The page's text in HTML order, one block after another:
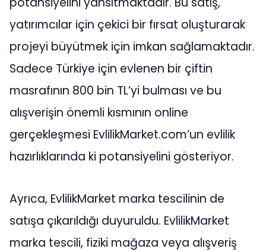
yatırımcılar için çekici bir fırsat oluşturarak
projeyi büyütmek için imkan sağlamaktadır.
Sadece Türkiye için evlenen bir çiftin
masrafının 800 bin TL’yi bulması ve bu
alışverişin önemli kısmının online
gerçekleşmesi EvlilikMarket.com’un evlilik
hazırlıklarında ki potansiyelini gösteriyor.
Ayrıca, EvlilikMarket marka tescilinin de
satışa çıkarıldığı duyuruldu. EvlilikMarket
marka tescili, fiziki mağaza veya alışveriş